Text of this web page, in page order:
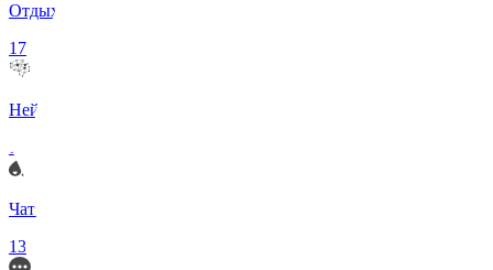
Отдых и Развлечения
17
Нейросети и ИИ
13
Чаты по интересам
13